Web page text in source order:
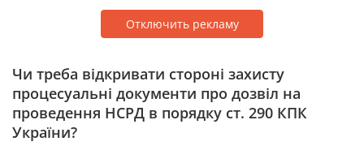
Отключить рекламу
Чи треба відкривати стороні захисту
процесуальні документи про дозвіл на
проведення НСРД в порядку ст. 290 КПК
України?